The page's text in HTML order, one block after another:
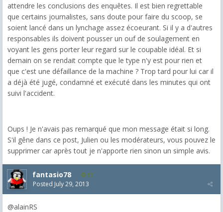
attendre les conclusions des enquêtes. Il est bien regrettable
que certains journalistes, sans doute pour faire du scoop, se
soient lancé dans un lynchage assez écoeurant. Si il y a d'autres
responsables ils doivent pousser un ouf de soulagement en
voyant les gens porter leur regard sur le coupable idéal. Et si
demain on se rendait compte que le type n'y est pour rien et
que c'est une défaillance de la machine ? Trop tard pour lui car il
a déjà été jugé, condamné et exécuté dans les minutes qui ont
suivi l'accident.
Oups ! Je n'avais pas remarqué que mon message était si long.
S'il gêne dans ce post, Julien ou les modérateurs, vous pouvez le
supprimer car après tout je n'apporte rien sinon un simple avis.
fantasio78 13
Posted July 29, 2013
@alainRS